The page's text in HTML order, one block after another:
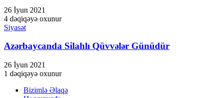
Hacklink panel
Hacklink panel
Hacklink panel
Hacklink panel
Hacklink panel
Hacklink panel
26 İyun 2021
4 dəqiqəyə oxunur
Siyasət
Azərbaycanda Silahlı Qüvvələr Günüdür
26 İyun 2021
1 dəqiqəyə oxunur
Bizimlə Əlaqə